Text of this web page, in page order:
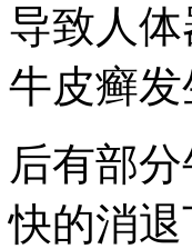
导致人
牛皮癣发
后有部
快的消